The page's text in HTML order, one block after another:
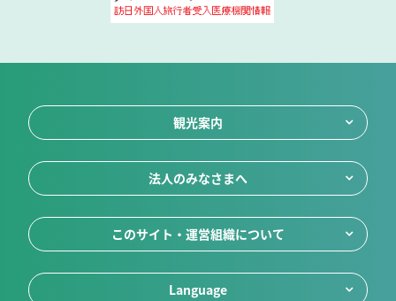
観光案内
法人のみなさまへ
このサイト・運営組織について
Language